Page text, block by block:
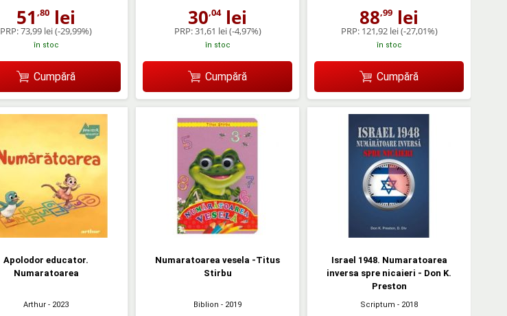
51 ,80 lei
PRP:73,99 lei(-29,99%)
în stoc
Cumpără
30,04lei
PRP:31,61 lei(-4,97%)
în stoc
Cumpără
88,99 lei
PRP: 121,92 lei(-27,01%)
în stoc
Cumpără
Apolodor educator.
Numaratoarea
Arthur - 2023
Numaratoarea vesela -Titus
Stirbu
Biblion - 2019
Israel 1948. Numaratoarea
inversa spre nicaieri - Don K.
Preston
Scriptum - 2018